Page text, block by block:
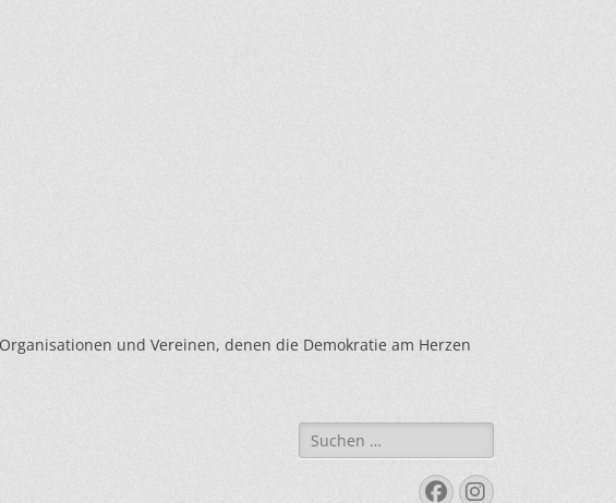
und Vereinen, denen die Demokratie am Herzen
Suche
nach:
Facebook
Instagram